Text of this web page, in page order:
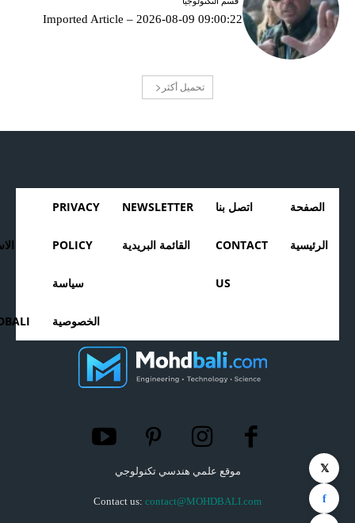
Imported Article – 2026-08-09 09:00:22
تحميل أكثر
الصفحة
الرئيسية
اتصل بنا
CONTACT
US
NEWSLETTER
القائمة البريدية
PRIVACY
POLICY
سياسة
الخصوصية
موقع علمي هندسي تكنولوجي
Contact us: contact@MOHDBALI.com
𝕏
f